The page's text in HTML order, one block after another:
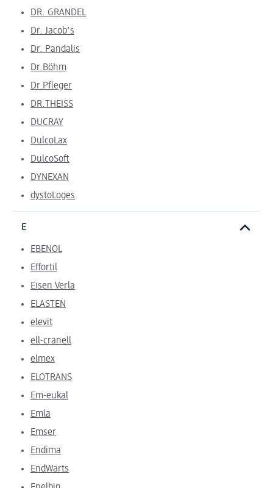
DR. GRANDEL
Dr. Jacob's
Dr. Pandalis
Dr.Böhm
Dr.Pfleger
DR.THEISS
DUCRAY
DulcoLax
DulcoSoft
DYNEXAN
dystoLoges
E
EBENOL
Effortil
Eisen Verla
ELASTEN
elevit
ell-cranell
elmex
ELOTRANS
Em-eukal
Emla
Emser
Endima
EndWarts